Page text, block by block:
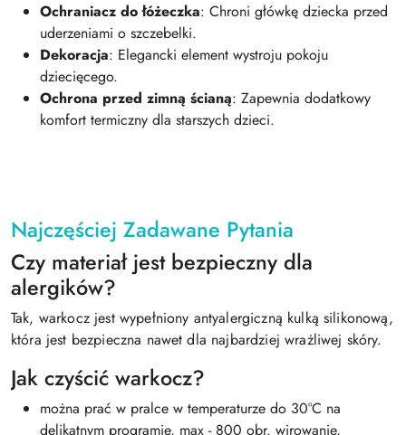
Ochraniacz do łóżeczka: Chroni główkę dziecka przed
uderzeniami o szczebelki.
Dekoracja: Elegancki element wystroju pokoju
dziecięcego.
Ochrona przed zimną ścianą: Zapewnia dodatkowy
komfort termiczny dla starszych dzieci.
Najczęściej Zadawane Pytania
Czy materiał jest bezpieczny dla
alergików?
Tak, warkocz jest wypełniony antyalergiczną kulką silikonową,
która jest bezpieczna nawet dla najbardziej wrażliwej skóry.
Jak czyścić warkocz?
można prać w pralce w temperaturze do 30°C na
delikatnym programie, max - 800 obr. wirowanie,